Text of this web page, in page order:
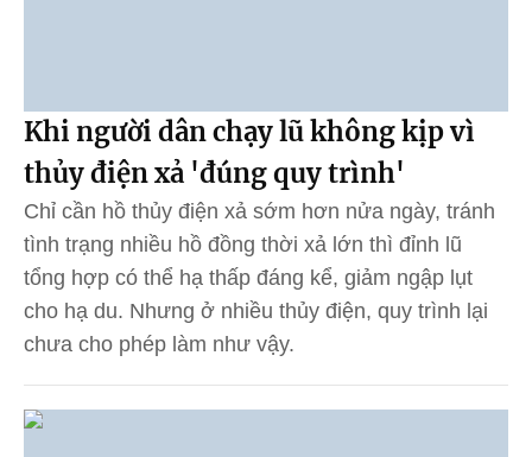
Khi người dân chạy lũ không kịp vì
thủy điện xả 'đúng quy trình'
Chỉ cần hồ thủy điện xả sớm hơn nửa ngày, tránh
tình trạng nhiều hồ đồng thời xả lớn thì đỉnh lũ
tổng hợp có thể hạ thấp đáng kể, giảm ngập lụt
cho hạ du. Nhưng ở nhiều thủy điện, quy trình lại
chưa cho phép làm như vậy.